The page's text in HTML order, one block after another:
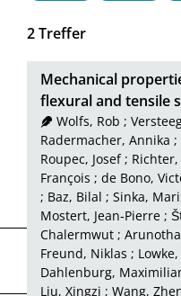
2Treffer
Mechanical
flexural and tensile
Wolfs, Rob ;
Radermacher, Annika ;
Roupec, Josef;
François ; de Bono,
; Baz, Bilal ; Sinka,
Mostert, Jean‑Pierre;
Chalermwut;
Freund, Niklas ;
Dahlenburg,
Liu, Xingzi ; Wang,